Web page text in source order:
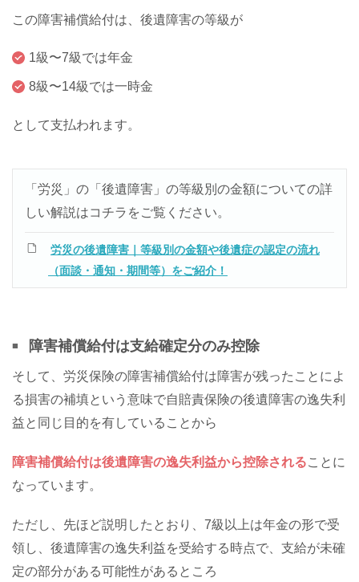
この障害補償給付は、後遺障害の等級が
1級〜7級では年金
8級〜14級では一時金
として支払われます。
「労災」の「後遺障害」の等級別の金額についての詳
しい解説はコチラをご覧ください。
労災の後遺障害｜等級別の金額や後遺症の認定の流れ
（面談・通知・期間等）をご紹介！
障害補償給付は支給確定分のみ控除
そして、労災保険の障害補償給付は障害が残ったことによ
る損害の補填という意味で自賠責保険の後遺障害の逸失利
益と同じ目的を有していることから
障害補償給付は後遺障害の逸失利益から控除されることに
なっています。
ただし、先ほど説明したとおり、7級以上は年金の形で受
領し、後遺障害の逸失利益を受給する時点で、支給が未確
定の部分がある可能性があるところ